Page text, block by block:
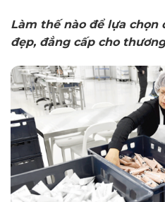
Làm thế nào để lựa chọn
đẹp, đẳng cấp cho